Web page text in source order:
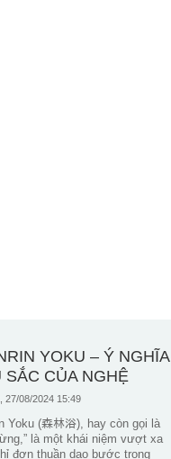
YOKU – Ý NGHĨA
SẮC CỦA NGHỆ
TẮM RỪNG NHẬT
27/08/2024 15:49
Yoku (森林浴), hay còn gọi là
là một khái niệm vượt xa
đơn thuần dạo bước trong